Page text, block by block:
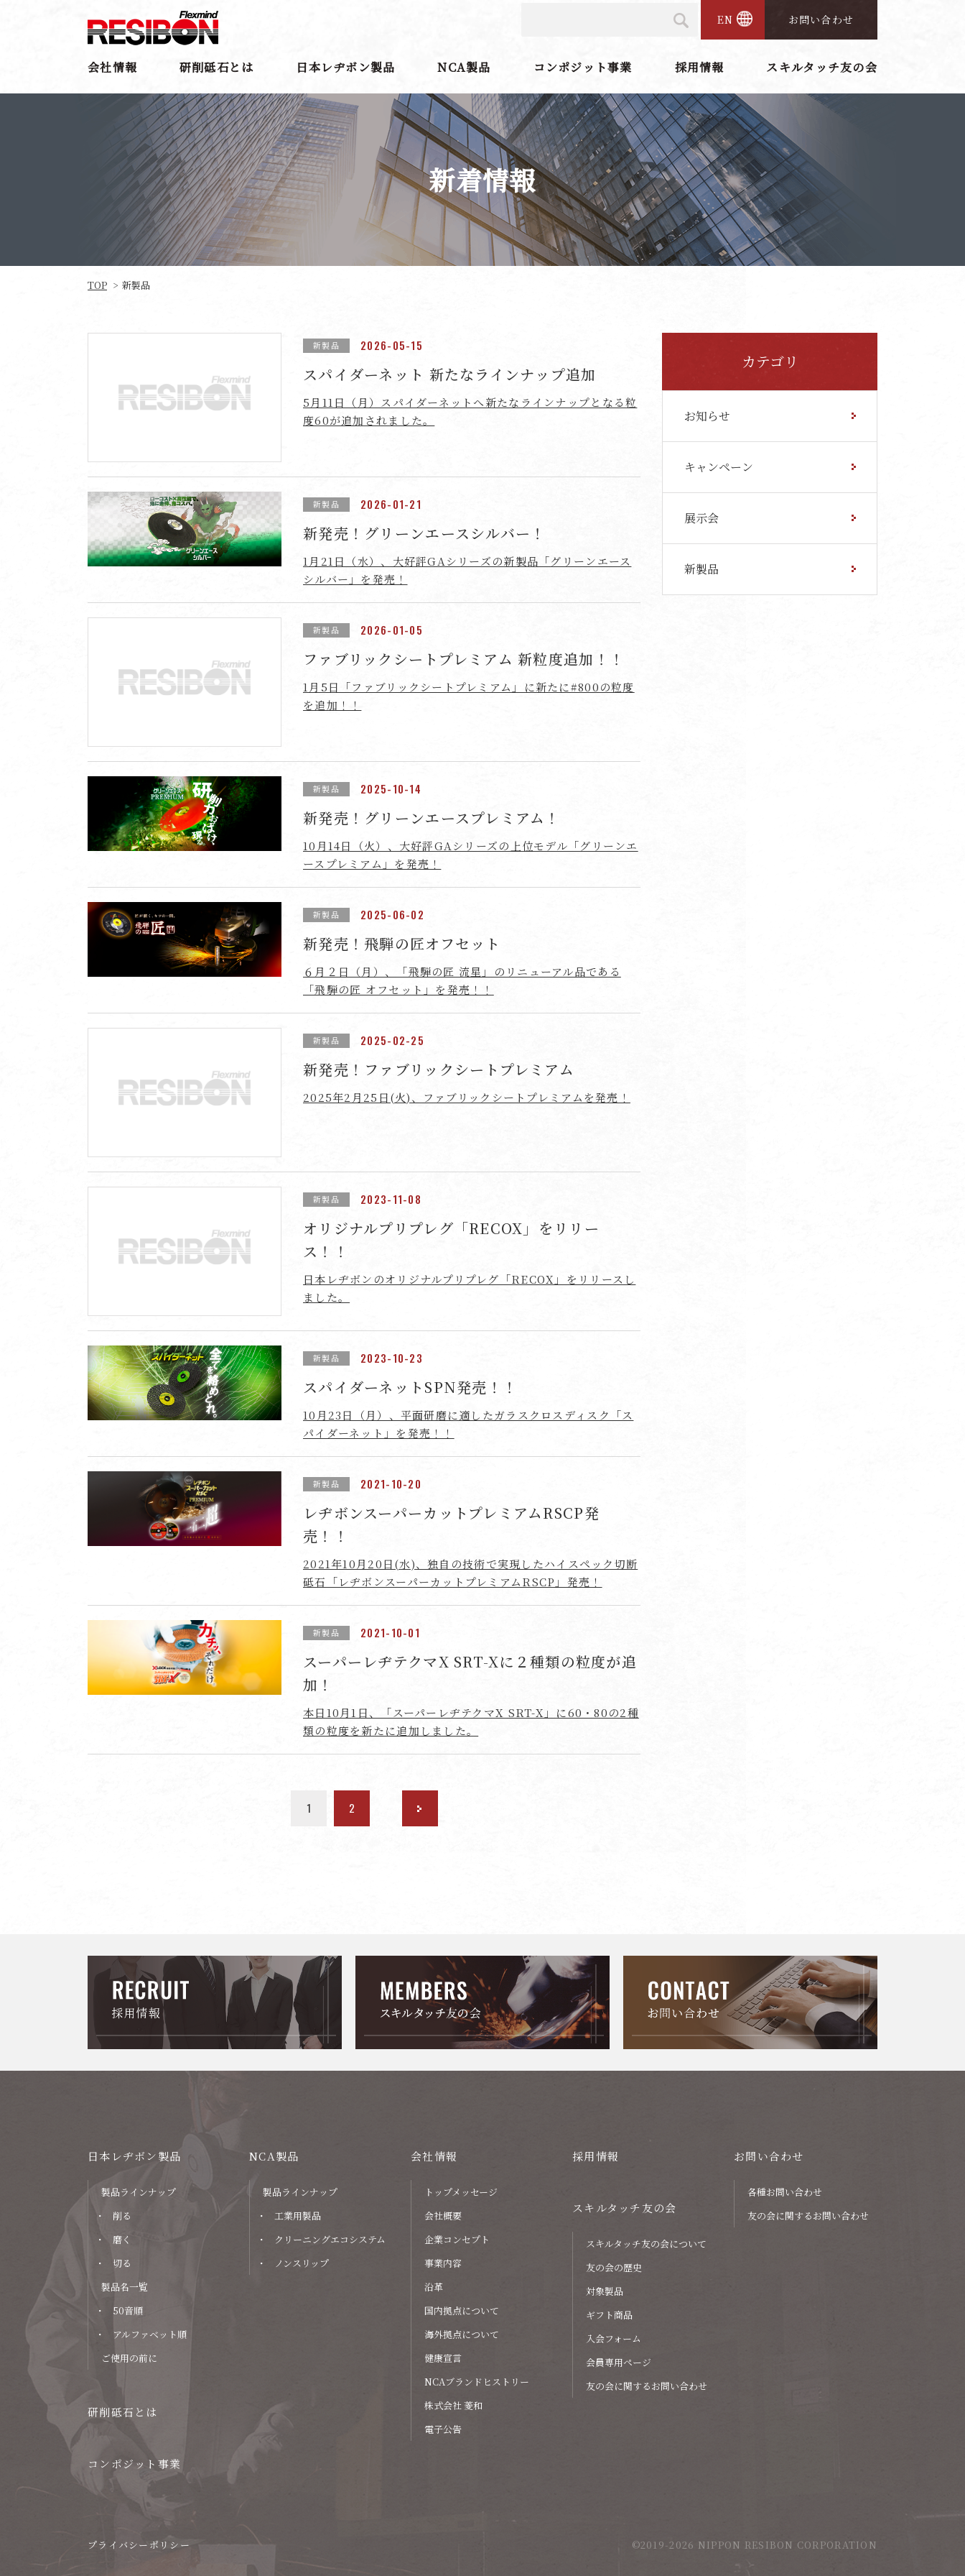
お問い合わせ
EN
会社情報 研削砥石とは 日本レヂボン製品 NCA製品 コンポジット事業 採用情報 スキルタッチ友の会
新着情報
TOP 新製品
新製品 2026-05-15
スパイダーネット 新たなラインナップ追加
5月11日（月）スパイダーネットへ新たなラインナップとなる粒
度60が追加されました。
新製品 2026-01-21
新発売！グリーンエースシルバー！
1月21日（水）、大好評GAシリーズの新製品「グリーンエース
シルバー」を発売！
新製品 2026-01-05
ファブリックシートプレミアム 新粒度追加！！
1月5日「ファブリックシートプレミアム」に新たに#800の粒度
を追加！！
新製品 2025-10-14
新発売！グリーンエースプレミアム！
10月14日（火）、大好評GAシリーズの上位モデル「グリーンエ
ースプレミアム」を発売！
新製品 2025-06-02
新発売！飛騨の匠オフセット
６月２日（月）、「飛騨の匠 流星」のリニューアル品である
「飛騨の匠 オフセット」を発売！！
新製品 2025-02-25
新発売！ファブリックシートプレミアム
2025年2月25日(火)、ファブリックシートプレミアムを発売！
新製品 2023-11-08
オリジナルプリプレグ「RECOX」をリリー
ス！！
日本レヂボンのオリジナルプリプレグ「RECOX」をリリースし
ました。
新製品 2023-10-23
スパイダーネットSPN発売！！
10月23日（月）、平面研磨に適したガラスクロスディスク「ス
パイダーネット」を発売！！
新製品 2021-10-20
レヂボンスーパーカットプレミアムRSCP発
売！！
2021年10月20日(水)、独自の技術で実現したハイスペック切断
砥石「レヂボンスーパーカットプレミアムRSCP」発売！
新製品 2021-10-01
スーパーレヂテクマX SRT-Xに２種類の粒度が追
加！
本日10月1日、「スーパーレヂテクマX SRT-X」に60・80の2種
類の粒度を新たに追加しました。
1 2
カテゴリ
お知らせ
キャンペーン
展示会
新製品
日本レヂボン製品
製品ラインナップ
削る
磨く
切る
製品名一覧
50音順
アルファベット順
ご使用の前に
研削砥石とは
コンポジット事業
NCA製品
製品ラインナップ
工業用製品
クリーニングエコシステム
ノンスリップ
会社情報
トップメッセージ
会社概要
企業コンセプト
事業内容
沿革
国内拠点について
海外拠点について
健康宣言
NCAブランドヒストリー
株式会社 菱和
電子公告
採用情報
スキルタッチ友の会
スキルタッチ友の会について
友の会の歴史
対象製品
ギフト商品
入会フォーム
会員専用ページ
友の会に関するお問い合わせ
お問い合わせ
各種お問い合わせ
友の会に関するお問い合わせ
プライバシーポリシー ©2019-2026 NIPPON RESIBON CORPORATION